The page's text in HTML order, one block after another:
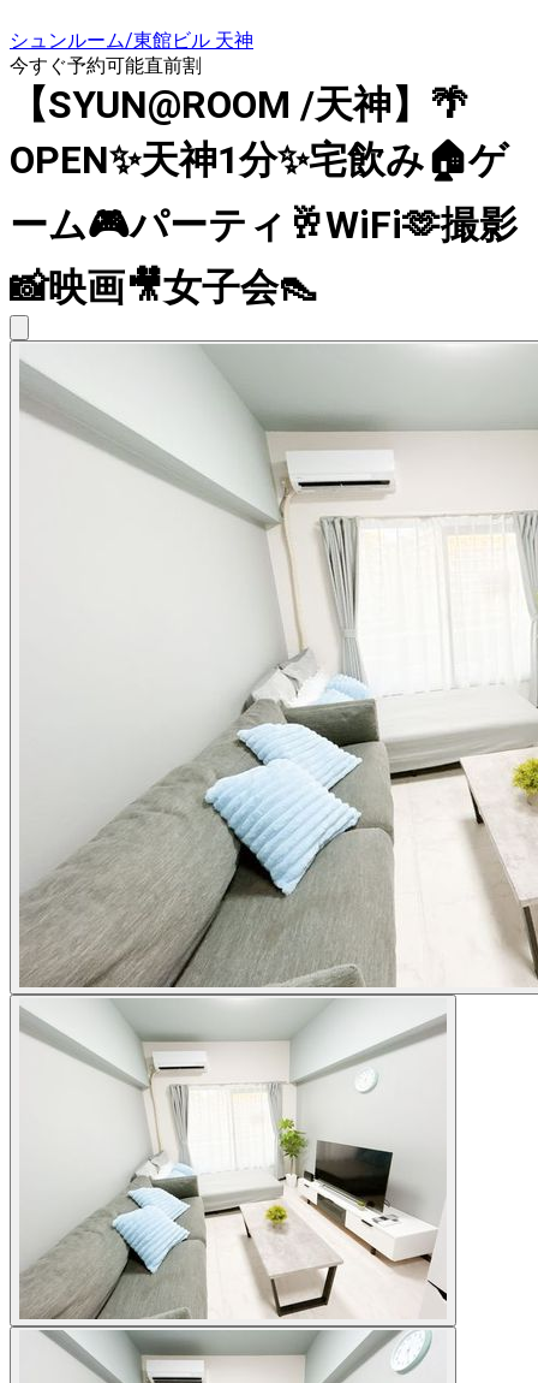
シュンルーム/東館ビル 天神
今すぐ予約可能直前割
【SYUN@ROOM /天神】🌴
OPEN✨天神1分✨宅飲み🏠ゲ
ーム🎮パーティ🥂WiFi🫶撮影
📸映画🎥女子会👠